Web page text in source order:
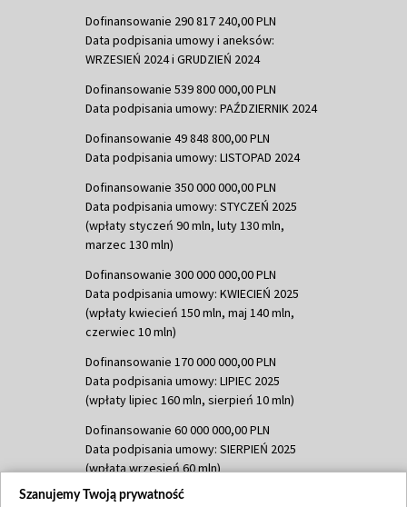
Dofinansowanie 290 817 240,00 PLN
Data podpisania umowy i aneksów:
WRZESIEŃ 2024 i GRUDZIEŃ 2024
Dofinansowanie 539 800 000,00 PLN
Data podpisania umowy: PAŹDZIERNIK 2024
Dofinansowanie 49 848 800,00 PLN
Data podpisania umowy: LISTOPAD 2024
Dofinansowanie 350 000 000,00 PLN
Data podpisania umowy: STYCZEŃ 2025
(wpłaty styczeń 90 mln, luty 130 mln,
marzec 130 mln)
Dofinansowanie 300 000 000,00 PLN
Data podpisania umowy: KWIECIEŃ 2025
(wpłaty kwiecień 150 mln, maj 140 mln,
czerwiec 10 mln)
Dofinansowanie 170 000 000,00 PLN
Data podpisania umowy: LIPIEC 2025
(wpłaty lipiec 160 mln, sierpień 10 mln)
Dofinansowanie 60 000 000,00 PLN
Data podpisania umowy: SIERPIEŃ 2025
(wpłata wrzesień 60 mln)
Dofinansowanie 635 783 051,21 PLN
Szanujemy Twoją prywatność